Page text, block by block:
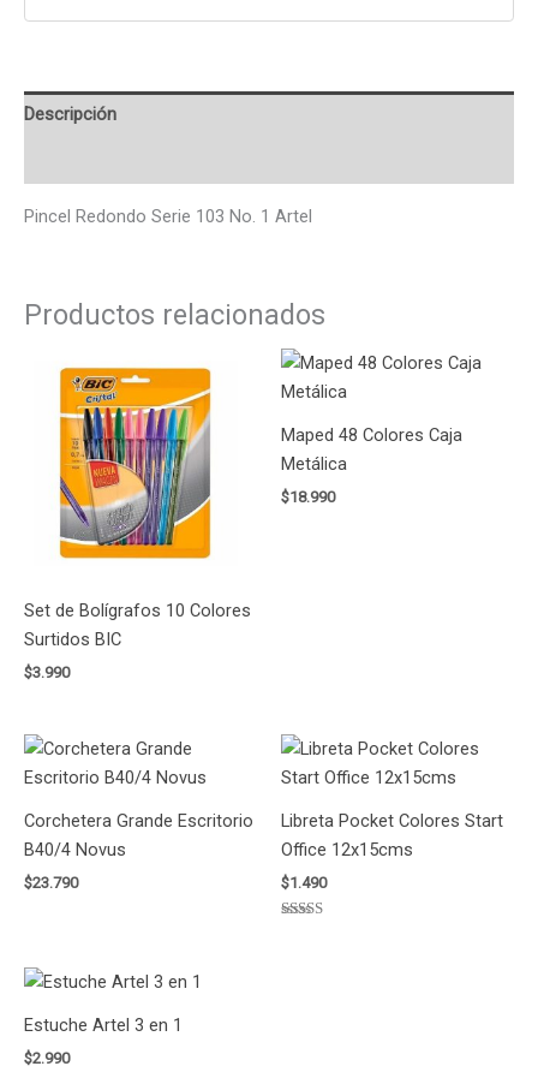
Descripción
Pincel Redondo Serie 103 No. 1 Artel
Productos relacionados
Set de Bolígrafos 10 Colores
Surtidos BIC
$3.990
Maped 48 Colores Caja
Metálica
$18.990
Corchetera Grande Escritorio
B40/4 Novus
$23.790
Libreta Pocket Colores Start
Office 12x15cms
$1.490
Estuche Artel 3 en 1
$2.990